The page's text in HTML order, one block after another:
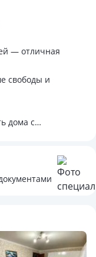
— отличная
свободы и
дома с
комната, поэтому
Жумабаева –